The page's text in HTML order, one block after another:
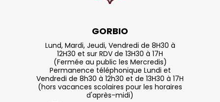
GORBIO
Lund, Mardi, Jeudi, Vendredi de 8H30 à
12H30 et sur RDV de 13H30 à 17H
(Fermée au public les Mercredis)
Permanence téléphonique Lundi et
Vendredi de 8h30 à 12h30 et de 13H30 à 17H
(hors vacances scolaires pour les horaires
d'après-midi)